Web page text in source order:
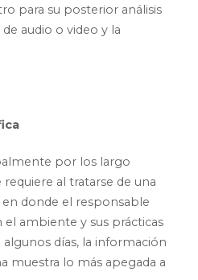
para su posterior análisis
audio o video y la
por los largo
al tratarse de una
donde el responsable
ambiente y sus prácticas
días, la información
muestra lo más apegada a